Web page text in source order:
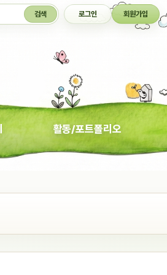
검색 로그인 회원가입
활동/포트폴리오